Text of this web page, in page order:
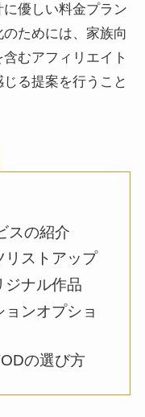
優しい料金プラン
ためには、家族向
むアフィリエイト
る提案を行うこと
スの紹介
リストアップ
ジナル作品
ンオプショ
の選び方